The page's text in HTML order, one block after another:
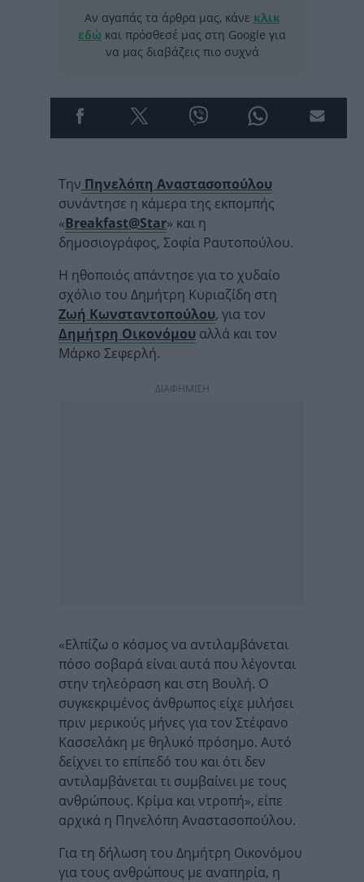
Αν αγαπάς τα άρθρα μας, κάνε κλικ
εδώ και πρόσθεσέ μας στη Google για
να μας διαβάζεις πιο συχνά
Την Πηνελόπη Αναστασοπούλου
συνάντησε η κάμερα της εκπομπής
«Breakfast@Star» και η
δημοσιογράφος, Σοφία Ραυτοπούλου.
Η ηθοποιός απάντησε για το χυδαίο
σχόλιο του Δημήτρη Κυριαζίδη στη
Ζωή Κωνσταντοπούλου, για τον
Δημήτρη Οικονόμου αλλά και τον
Μάρκο Σεφερλή.
ΔΙΑΦΗΜΙΣΗ
«Ελπίζω ο κόσμος να αντιλαμβάνεται
πόσο σοβαρά είναι αυτά που λέγονται
στην τηλεόραση και στη Βουλή. Ο
συγκεκριμένος άνθρωπος είχε μιλήσει
πριν μερικούς μήνες για τον Στέφανο
Κασσελάκη με θηλυκό πρόσημο. Αυτό
δείχνει το επίπεδό του και ότι δεν
αντιλαμβάνεται τι συμβαίνει με τους
ανθρώπους. Κρίμα και ντροπή», είπε
αρχικά η Πηνελόπη Αναστασοπούλου.
Για τη δήλωση του Δημήτρη Οικονόμου
για τους ανθρώπους με αναπηρία, η